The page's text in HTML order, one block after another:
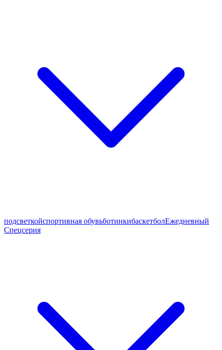
подсветкойспортивная обувьботинкибаскетболЕжедневный
Спецсерия